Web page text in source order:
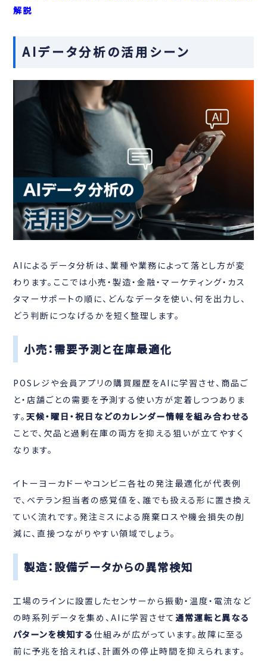
解説
AIデータ分析の活用シーン
AIによるデータ分析は、業種や業務によって落とし方が変
わります。ここでは小売・製造・金融・マーケティング・カス
タマーサポートの順に、どんなデータを使い、何を出力し、
どう判断につなげるかを短く整理します。
小売：需要予測と在庫最適化
POSレジや会員アプリの購買履歴をAIに学習させ、商品ご
と・店舗ごとの需要を予測する使い方が定着しつつありま
す。天候・曜日・祝日などのカレンダー情報を組み合わせる
ことで、欠品と過剰在庫の両方を抑える狙いが立てやすく
なります。
イトーヨーカドーやコンビニ各社の発注最適化が代表例
で、ベテラン担当者の感覚値を、誰でも扱える形に置き換え
ていく流れです。発注ミスによる廃棄ロスや機会損失の削
減に、直接つながりやすい領域でしょう。
製造：設備データからの異常検知
工場のラインに設置したセンサーから振動・温度・電流など
の時系列データを集め、AIに学習させて通常運転と異なる
パターンを検知する仕組みが広がっています。故障に至る
前に予兆を拾えれば、計画外の停止時間を抑えられます。